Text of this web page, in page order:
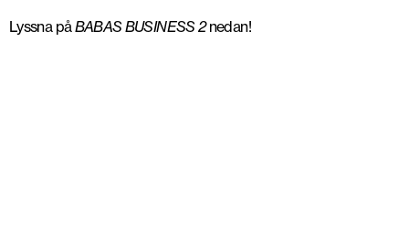
Lyssna påBABAS BUSINESS 2nedan!